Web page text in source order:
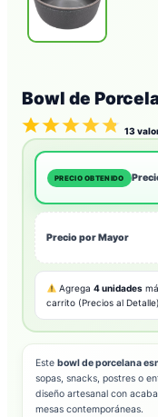
Bowl de
13
PRECIO OBTENIDO
Precio por Mayor
Agrega4 unidades
carrito (Precios al
Este bowl de porcelana
sopas, snacks, postres o
diseño artesanal con
mesas contemporáneas.